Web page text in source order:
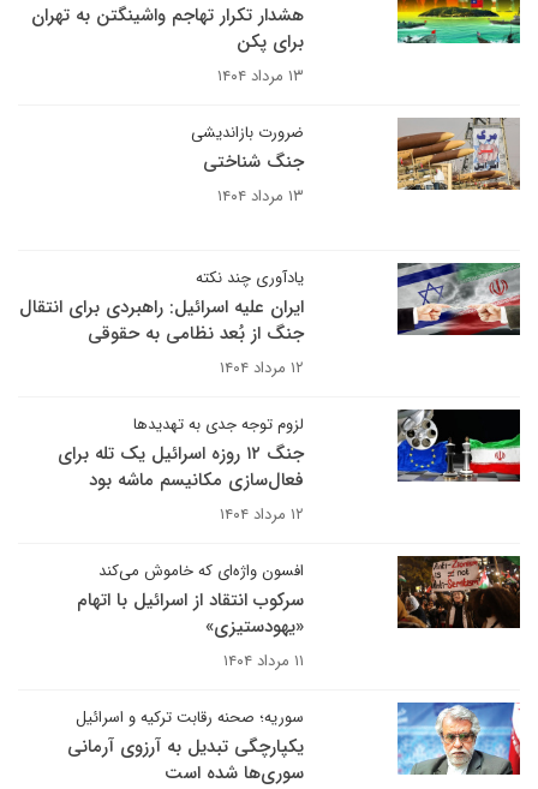
هشدار تکرار تهاجم واشینگتن به تهران
برای پکن
۱۳ مرداد ۱۴۰۴
ضرورت بازاندیشی
جنگ شناختی
۱۳ مرداد ۱۴۰۴
یادآوری چند نکته
ایران علیه اسرائیل: راهبردی برای انتقال
جنگ از بُعد نظامی به حقوقی
۱۲ مرداد ۱۴۰۴
لزوم توجه جدی به تهدیدها
جنگ ۱۲ روزه اسرائیل یک تله برای
فعال‌سازی مکانیسم ماشه بود
۱۲ مرداد ۱۴۰۴
افسون واژه‌ای که خاموش می‌کند
سرکوب انتقاد از اسرائیل با اتهام
«یهودستیزی»
۱۱ مرداد ۱۴۰۴
سوریه؛ صحنه رقابت ترکیه و اسرائیل
یکپارچگی تبدیل به آرزوی آرمانی
سوری‌ها شده است